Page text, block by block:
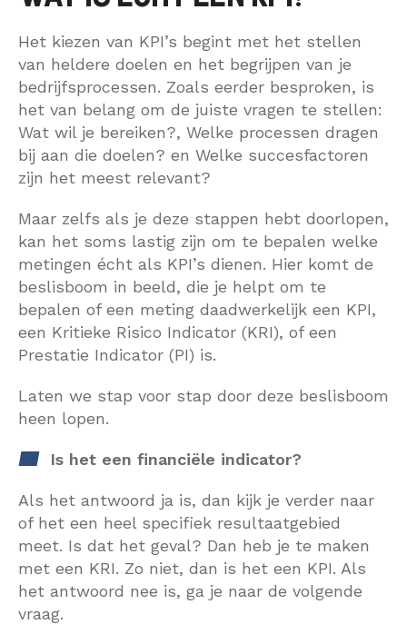
Het kiezen van KPI’s begint met het stellen
van heldere doelen en het begrijpen van je
bedrijfsprocessen. Zoals eerder besproken, is
het van belang om de juiste vragen te stellen:
Wat wil je bereiken?, Welke processen dragen
bij aan die doelen? en Welke succesfactoren
zijn het meest relevant?
Maar zelfs als je deze stappen hebt doorlopen,
kan het soms lastig zijn om te bepalen welke
metingen écht als KPI’s dienen. Hier komt de
beslisboom in beeld, die je helpt om te
bepalen of een meting daadwerkelijk een KPI,
een Kritieke Risico Indicator (KRI), of een
Prestatie Indicator (PI) is.
Laten we stap voor stap door deze beslisboom
heen lopen.
Is het een financiële indicator?
Als het antwoord ja is, dan kijk je verder naar
of het een heel specifiek resultaatgebied
meet. Is dat het geval? Dan heb je te maken
met een KRI. Zo niet, dan is het een KPI. Als
het antwoord nee is, ga je naar de volgende
vraag.